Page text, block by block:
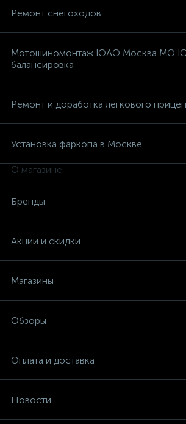
Ремонт снегоходов
Мотошиномонтаж ЮАО Москва МО
балансировка
Ремонт и доработка легкового
Установка фаркопа в Москве
О магазине
Бренды
Акции и скидки
Магазины
Обзоры
Оплата и доставка
Новости